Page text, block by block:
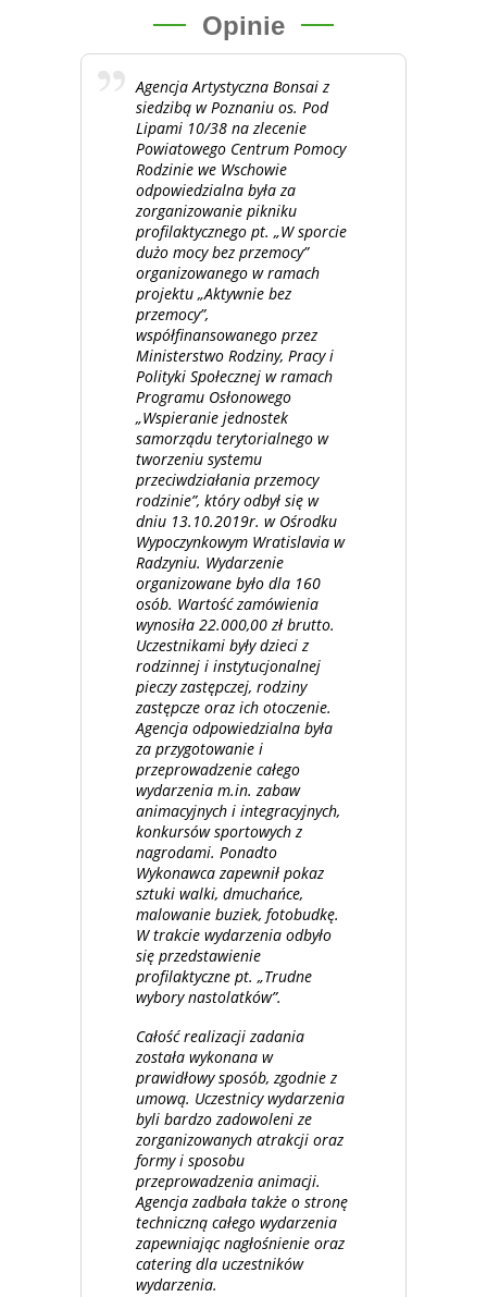
Opinie
Agencja Artystyczna Bonsai z
siedzibą w Poznaniu os. Pod
Lipami 10/38 na zlecenie
Powiatowego Centrum Pomocy
Rodzinie we Wschowie
odpowiedzialna była za
zorganizowanie pikniku
profilaktycznego pt. „W sporcie
dużo mocy bez przemocy”
organizowanego w ramach
projektu „Aktywnie bez
przemocy”,
współfinansowanego przez
Ministerstwo Rodziny, Pracy i
Polityki Społecznej w ramach
Programu Osłonowego
„Wspieranie jednostek
samorządu terytorialnego w
tworzeniu systemu
przeciwdziałania przemocy
rodzinie”, który odbył się w
dniu 13.10.2019r. w Ośrodku
Wypoczynkowym Wratislavia w
Radzyniu. Wydarzenie
organizowane było dla 160
osób. Wartość zamówienia
wynosiła 22.000,00 zł brutto.
Uczestnikami były dzieci z
rodzinnej i instytucjonalnej
pieczy zastępczej, rodziny
zastępcze oraz ich otoczenie.
Agencja odpowiedzialna była
za przygotowanie i
przeprowadzenie całego
wydarzenia m.in. zabaw
animacyjnych i integracyjnych,
konkursów sportowych z
nagrodami. Ponadto
Wykonawca zapewnił pokaz
sztuki walki, dmuchańce,
malowanie buziek, fotobudkę.
W trakcie wydarzenia odbyło
się przedstawienie
profilaktyczne pt. „Trudne
wybory nastolatków”.
Całość realizacji zadania
została wykonana w
prawidłowy sposób, zgodnie z
umową. Uczestnicy wydarzenia
byli bardzo zadowoleni ze
zorganizowanych atrakcji oraz
formy i sposobu
przeprowadzenia animacji.
Agencja zadbała także o stronę
techniczną całego wydarzenia
zapewniając nagłośnienie oraz
catering dla uczestników
wydarzenia.